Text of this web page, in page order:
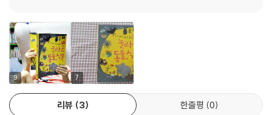
9 7
리뷰 3 한줄평 0